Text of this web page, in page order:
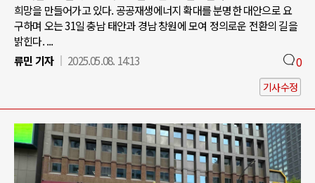
희망을 만들어가고 있다. 공공재생에너지 확대를 분명한 대안으로 요
구하며 오는 31일 충남 태안과 경남 창원에 모여 정의로운 전환의 길을
밝힌다. ...
류민 기자
2025.05.08. 14:13 0
기사수정